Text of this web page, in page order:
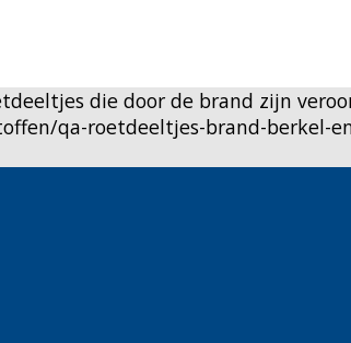
die door de brand zijn
qa-roetdeeltjes-brand-berkel-